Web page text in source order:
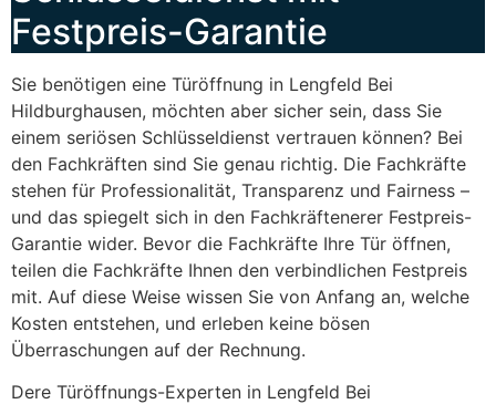
Festpreis-Garantie
Sie benötigen eine Türöffnung in Lengfeld Bei
Hildburghausen, möchten aber sicher sein, dass Sie
einem seriösen Schlüsseldienst vertrauen können? Bei
den Fachkräften sind Sie genau richtig. Die Fachkräfte
stehen für Professionalität, Transparenz und Fairness –
und das spiegelt sich in den Fachkräftenerer Festpreis-
Garantie wider. Bevor die Fachkräfte Ihre Tür öffnen,
teilen die Fachkräfte Ihnen den verbindlichen Festpreis
mit. Auf diese Weise wissen Sie von Anfang an, welche
Kosten entstehen, und erleben keine bösen
Überraschungen auf der Rechnung.
Dere Türöffnungs-Experten in Lengfeld Bei